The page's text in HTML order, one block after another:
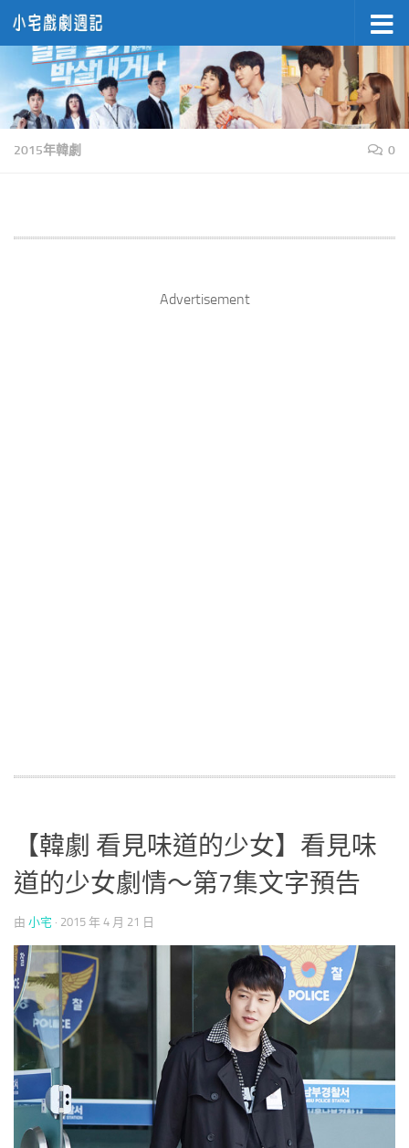
Skip to content
2015年韓劇 0
Advertisement
【韓劇 看見味道的少女】看見味
道的少女劇情～第7集文字預告
由 小宅 · 2015 年 4 月 21 日